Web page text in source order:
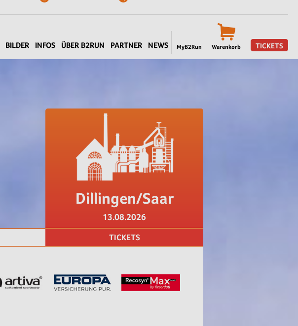
MyB2Run Warenkorb TICKETS
BILDER INFOS ÜBER B2RUN PARTNER NEWS
Dillingen/Saar
13.08.2026
TICKETS